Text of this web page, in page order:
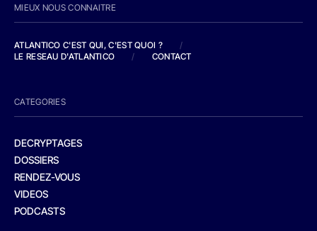
MIEUX NOUS CONNAITRE
ATLANTICO C'EST QUI, C'EST QUOI ?
/
LE RESEAU D'ATLANTICO
/ CONTACT
CATEGORIES
DECRYPTAGES
DOSSIERS
RENDEZ-VOUS
VIDEOS
PODCASTS